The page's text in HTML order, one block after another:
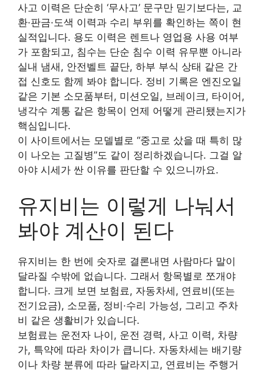
사고 이력은 단순히 ‘무사고’ 문구만 믿기보다는, 교
환·판금·도색 이력과 수리 부위를 확인하는 쪽이 현
실적입니다. 용도 이력은 렌트나 영업용 사용 여부
가 포함되고, 침수는 단순 침수 이력 유무뿐 아니라
실내 냄새, 안전벨트 끝단, 하부 부식 상태 같은 간
접 신호도 함께 봐야 합니다. 정비 기록은 엔진오일
같은 기본 소모품부터, 미션오일, 브레이크, 타이어,
냉각수 계통 같은 항목이 언제 어떻게 관리됐는지가
핵심입니다.
이 사이트에서는 모델별로 “중고로 샀을 때 특히 많
이 나오는 고질병”도 같이 정리하겠습니다. 그걸 알
아야 시세가 싼 이유를 판단할 수 있으니까요.
유지비는 이렇게 나눠서
봐야 계산이 된다
유지비는 한 번에 숫자로 결론내면 사람마다 말이
달라질 수밖에 없습니다. 그래서 항목별로 쪼개야
합니다. 크게 보면 보험료, 자동차세, 연료비(또는
전기요금), 소모품, 정비·수리 가능성, 그리고 주차
비 같은 생활비가 있습니다.
보험료는 운전자 나이, 운전 경력, 사고 이력, 차량
가, 특약에 따라 차이가 큽니다. 자동차세는 배기량
이나 차량 분류에 따라 달라지고, 연료비는 주행거